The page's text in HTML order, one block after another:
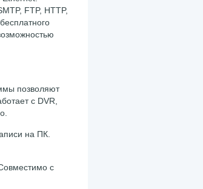
FTP, HTTP,
позволяют
с DVR,
на ПК.
с